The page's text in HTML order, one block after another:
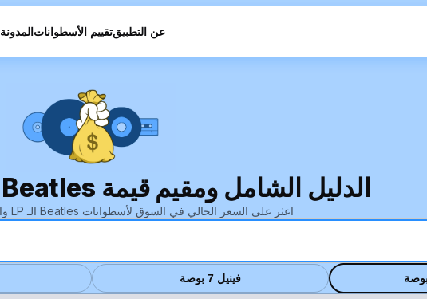
عن التطبيقتقييم الأسطواناتالمدونة
الدليل الشامل ومقيم قيمة Beatles أسطوانات الفينيل
اعثر على السعر الحالي في السوق لأسطوانات Beatles الـ LP والـ 45s والـ CD في ثوانٍ.
فينيل 7 بوصة